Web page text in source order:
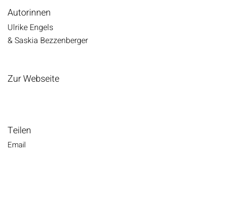
Autorinnen
Ulrike Engels
& Saskia Bezzenberger
Zur Webseite
Teilen
Email